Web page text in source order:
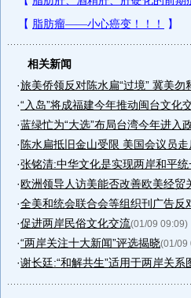
相关新闻
·旅美侨领反对陈水扁“过境” 冀美勿
·“入岛”将成福建今年推动闽台文化
·蓝绿忙为“大选”布局台湾今年进入
· 陈水扁抵旧金山受限 美国会议员
·张铭清:中华文化是实现两岸和平
·欧洲领导人访美能否改善欧美经贸
·全美和统会联合会等组织刊广告反
·促进两岸民俗文化交流(01/09 09:09)
·“两岸关注十大新闻”评选揭晓(01/09
·谢长廷:“和解共生”适用于两岸关系